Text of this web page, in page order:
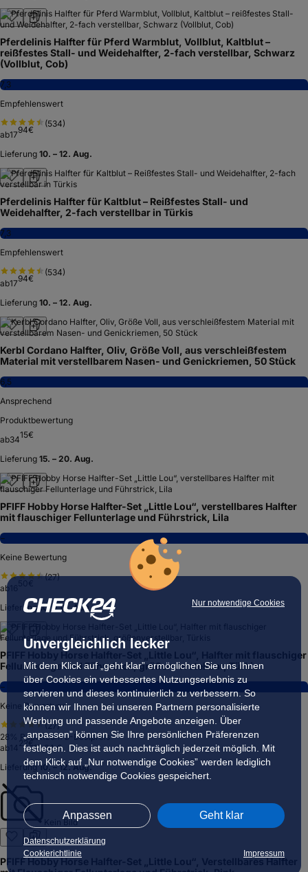
Nur notwendige Cookies
Unvergleichlich lecker
Mit dem Klick auf „geht klar” ermöglichen Sie uns Ihnen
über Cookies ein verbessertes Nutzungserlebnis zu
servieren und dieses kontinuierlich zu verbessern. So
können wir Ihnen bei unseren Partnern personalisierte
Werbung und passende Angebote anzeigen. Über
„anpassen” können Sie Ihre persönlichen Präferenzen
festlegen. Dies ist auch nachträglich jederzeit möglich. Mit
dem Klick auf „Nur notwendige Cookies” werden lediglich
technisch notwendige Cookies gespeichert.
Anpassen Geht klar
Datenschutzerklärung
Cookierichtlinie
Impressum
Pferdelinis Halfter für Pferd Warmblut, Vollblut, Kaltblut –
reißfestes Stall- und Weidehalfter, 2-fach verstellbar, Schwarz
(Vollblut, Cob)
7,3
Empfehlenswert
(534)
ab1794€
Lieferung 10. – 12. Aug.
Pferdelinis Halfter für Kaltblut – Reißfestes Stall- und
Weidehalfter, 2-fach verstellbar in Türkis
7,3
Empfehlenswert
(534)
ab1794€
Lieferung 10. – 12. Aug.
Kerbl Cordano Halfter, Oliv, Größe Voll, aus verschleißfestem
Material mit verstellbarem Nasen- und Genickriemen, 50 Stück
6,5
Ansprechend
Produktbewertung
ab3415€
Lieferung 15. – 20. Aug.
PFIFF Hobby Horse Halfter-Set „Little Lou“, verstellbares Halfter
mit flauschiger Fellunterlage und Führstrick, Lila
−
Keine Bewertung
(27)
ab
Lieferung 10. – 12. Aug.
PFIFF Hobby Horse Halfter-Set „Little Lou“, Halfter mit flauschiger
Fellunterlage und Führstrick, größenverstellbar, Türkis
−
Keine Bewertung
(27)
28
% Rabattzum ⌀-Bestpreis
ab
22
15,64 €
Lieferung 10. – 12. Aug.
Kein Bild
PFIFF Hobby Horse Halfter-Set „Little Lou“, Verstellbares Halfter